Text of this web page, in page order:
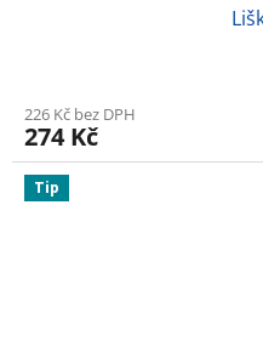
226 Kč bez DPH
274 Kč
Tip